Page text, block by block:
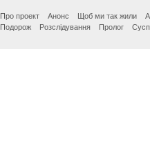
Про проект Анонс Щоб ми так жили
Подорож
Розслідування Пролог